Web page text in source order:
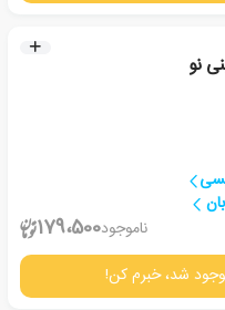
نو
ناموجود179،500
شد، خبرم کن!